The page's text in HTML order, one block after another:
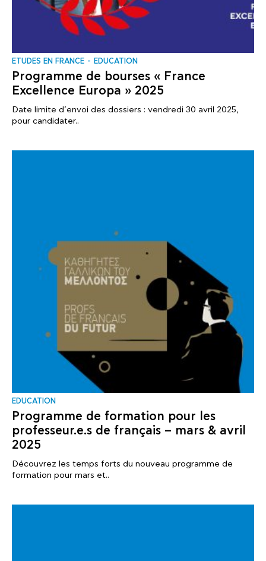
ΕTUDES EN FRANCE EDUCATION
Programme de bourses « France
Excellence Europa » 2025
Date limite d’envoi des dossiers : vendredi 30 avril 2025,
pour candidater..
EDUCATION
Programme de formation pour les
professeur.e.s de français – mars & avril
2025
Découvrez les temps forts du nouveau programme de
formation pour mars et..